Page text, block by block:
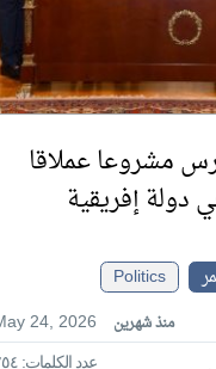
مشروعا عملاقا
دولة إفريقية
Politics
24, 2026
منذ شهرين
عدد الكلمات: ٢٥٤